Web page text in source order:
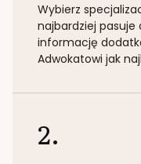
Wybierz
najbardziej pasuje
informację
Adwokatowi jak
2.